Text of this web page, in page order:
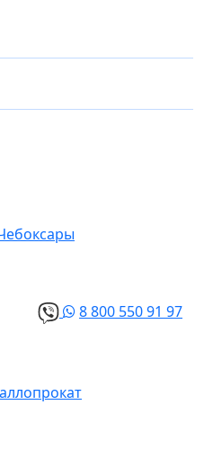
8 800 550 91 97